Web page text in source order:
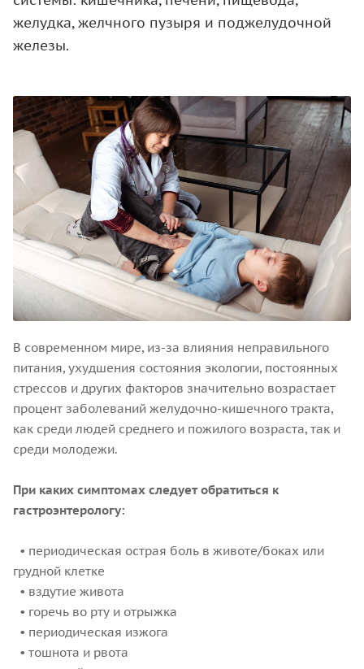
желудка, желчного пузыря и поджелудочной
железы.
В современном мире, из-за влияния неправильного
питания, ухудшения состояния экологии, постоянных
стрессов и других факторов значительно возрастает
процент заболеваний желудочно-кишечного тракта,
как среди людей среднего и пожилого возраста, так и
среди молодежи.
При каких симптомах следует обратиться к
гастроэнтерологу:
• периодическая острая боль в животе/боках или
грудной клетке
• вздутие живота
• горечь во рту и отрыжка
• периодическая изжога
• тошнота и рвота